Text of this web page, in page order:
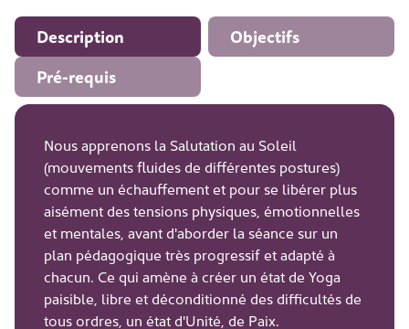
Description
Objectifs
Pré-requis
Nous apprenons la Salutation au Soleil
(mouvements fluides de différentes postures)
comme un échauffement et pour se libérer plus
aisément des tensions physiques, émotionnelles
et mentales, avant d'aborder la séance sur un
plan pédagogique très progressif et adapté à
chacun. Ce qui amène à créer un état de Yoga
paisible, libre et déconditionné des difficultés de
tous ordres, un état d'Unité, de Paix.